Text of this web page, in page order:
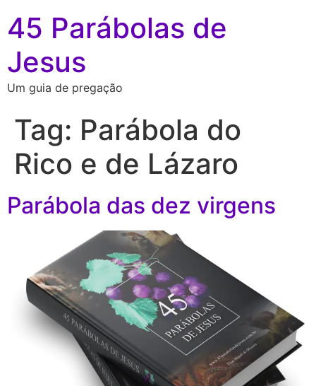
45 Parábolas de
Jesus
Um guia de pregação
Tag: Parábola do
Rico e de Lázaro
Parábola das dez virgens